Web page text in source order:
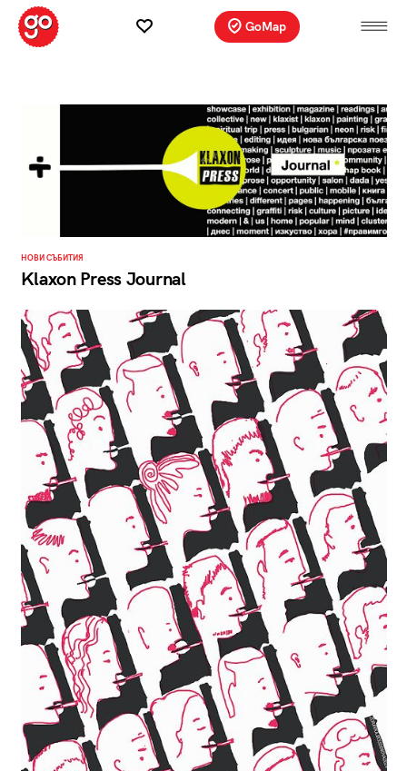
GoMap
НОВИ СЪБИТИЯ
Klaxon Press Journal